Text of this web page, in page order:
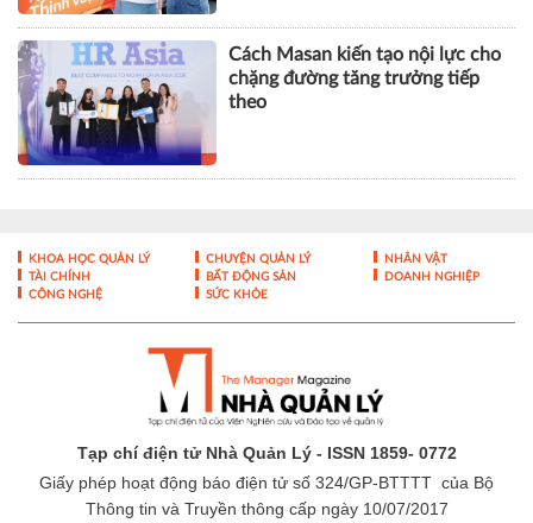
Cách Masan kiến tạo nội lực cho
chặng đường tăng trưởng tiếp
theo
KHOA HỌC QUẢN LÝ CHUYỆN QUẢN LÝ
NHÂN VẬT
TÀI CHÍNH
BẤT ĐỘNG SẢN
DOANH NGHIỆP
CÔNG NGHỆ
SỨC KHỎE
Tạp chí điện tử Nhà Quản Lý - ISSN 1859- 0772
Giấy phép hoạt động báo điện tử số 324/GP-BTTTT của Bộ
Thông tin và Truyền thông cấp ngày 10/07/2017